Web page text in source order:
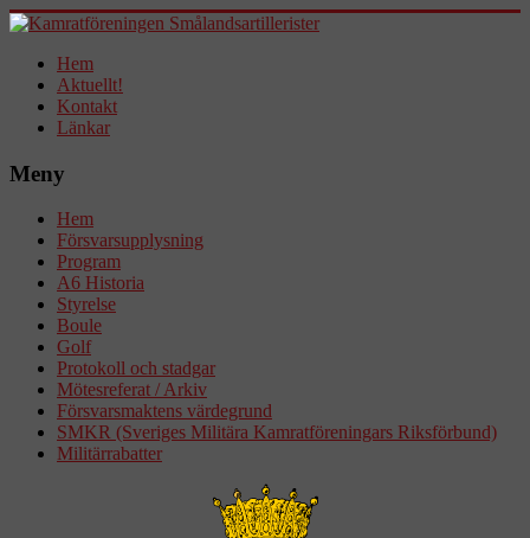
Hem
Aktuellt!
Kontakt
Länkar
Meny
Hem
Försvarsupplysning
Program
A6 Historia
Styrelse
Boule
Golf
Protokoll och stadgar
Mötesreferat / Arkiv
Försvarsmaktens värdegrund
SMKR (Sveriges Militära Kamratföreningars Riksförbund)
Militärrabatter